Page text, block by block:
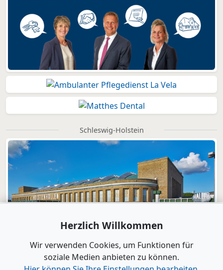
Schleswig-Holstein
Herzlich Willkommen
Wir verwenden Cookies, um Funktionen für
soziale Medien anbieten zu können.